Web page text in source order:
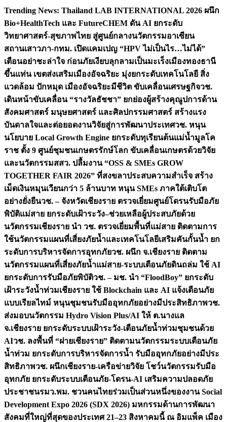
Skip
content
Trending News: Thailand LAB INTERNATIONAL 2026 ผนึก
Bio+HealthTech และ FutureCHEM ดัน AI ยกระดับ
วิทยาศาสตร์-สุขภาพไทย สู่ศูนย์กลางนวัตกรรมอาเซียน
สถานเสาวภา-กทม. เปิดแคมเปญ “HPV ไม่เป็นไร…ไม่ได้”
เตือนอย่าชะล่าใจ ก่อนภัยเงียบลุกลามเป็นมะเร็งเมืองทองธานี
ขึ้นแท่น เขตส่งเสริมเมืองอัจฉริยะ มุ่งยกระดับเทคโนโลยี สิ่ง
แวดล้อม ปักหมุด เมืองอัจฉริยะมีชีวิต ขับเคลื่อนเศรษฐกิจวช.
เดินหน้าขับเคลื่อน “รางวัลธัชชา” ยกย่องผู้สร้างคุณูปการด้าน
สังคมศาสตร์ มนุษยศาสตร์ และศิลปกรรมศาสตร์ สร้างแรง
บันดาลใจและต่อยอดงานวิจัยสู่การพัฒนาประเทศวช. หนุน
นโยบาย Local Growth Engine ยกระดับทุเรียนต้นแม่น้ำมูลโค
ราช ตั้ง 9 ศูนย์ชุมชนเกษตรรักษ์โลก ขับเคลื่อนเกษตรด้วยวิจัย
และนวัตกรรมสสว. ปลื้มงาน “OSS & SMEs GROW
TOGETHER FAIR 2026” ที่สงขลาประสบความสำเร็จ สร้าง
เม็ดเงินหมุนเวียนกว่า 5 ล้านบาท หนุน SMEs ภาคใต้เติบโต
อย่างยั่งยืนวช. – จังหวัดเชียงราย ตรวจเยี่ยมศูนย์โดรนรับมือภัย
พิบัติแม่สาย ยกระดับเฝ้าระวัง–ช่วยเหลือผู้ประสบภัยด้วย
นวัตกรรมเชียงราย นำ วช. ตรวจเยี่ยมพื้นที่แม่สาย ติดตามการ
ใช้นวัตกรรมแผนที่เสี่ยงภัยน้ำและเทคโนโลยีเสริมคันกั้นน้ำ ยก
ระดับการบริหารจัดการอุทกภัยวช. ผนึก จ.เชียงราย ติดตาม
นวัตกรรมแผนที่เสี่ยงภัยน้ำแม่สาย-ระบบเตือนภัยดินถล่ม ใช้ AI
ยกระดับการรับมือภัยพิบัติวช. – มช. นำ “FloodBoy” ยกระดับ
เฝ้าระวังน้ำท่วมเชียงราย ใช้ Blockchain และ AI แจ้งเตือนภัย
แบบเรียลไทม์ หนุนชุมชนรับมืออุทกภัยอย่างมีประสิทธิภาพวช.
ส่งมอบนวัตกรรม Hydro Vision Plus/AI ให้ ต.นางแล
จ.เชียงราย ยกระดับระบบเฝ้าระวัง-เตือนภัยน้ำท่วมชุมชนด้วย
AIวช. ลงพื้นที่ “ฝายเชียงราย” ติดตามนวัตกรรมระบบเตือนภัย
น้ำท่วม ยกระดับการบริหารจัดการน้ำ รับมืออุทกภัยอย่างมีประ
สิทธิภาพวช. ผนึกเชียงราย-เครือข่ายวิจัย โชว์นวัตกรรมรับมือ
อุทกภัย ยกระดับระบบเตือนภัย-โดรน-AI เสริมความปลอดภัย
ประชาชนรมว.พม. ชวนคนไทยร่วมเป็นส่วนหนึ่งของงาน Social
Development Expo 2026 (SDX 2026) มหกรรมด้านการพัฒนา
สังคมที่ใหญ่ที่สุดของประเทศ 21–23 สิงหาคมนี้ ณ อิมแพ็ค เมือง